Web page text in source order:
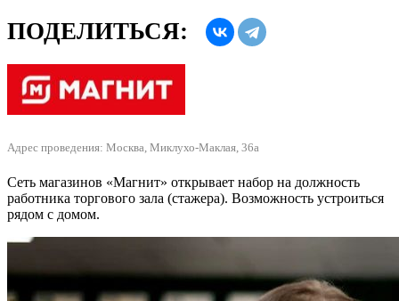
ПОДЕЛИТЬСЯ:
Адрес проведения: Москва, Миклухо-Маклая, 36а
Сеть магазинов «Магнит» открывает набор на должность
работника торгового зала (стажера). Возможность устроиться
рядом с домом.